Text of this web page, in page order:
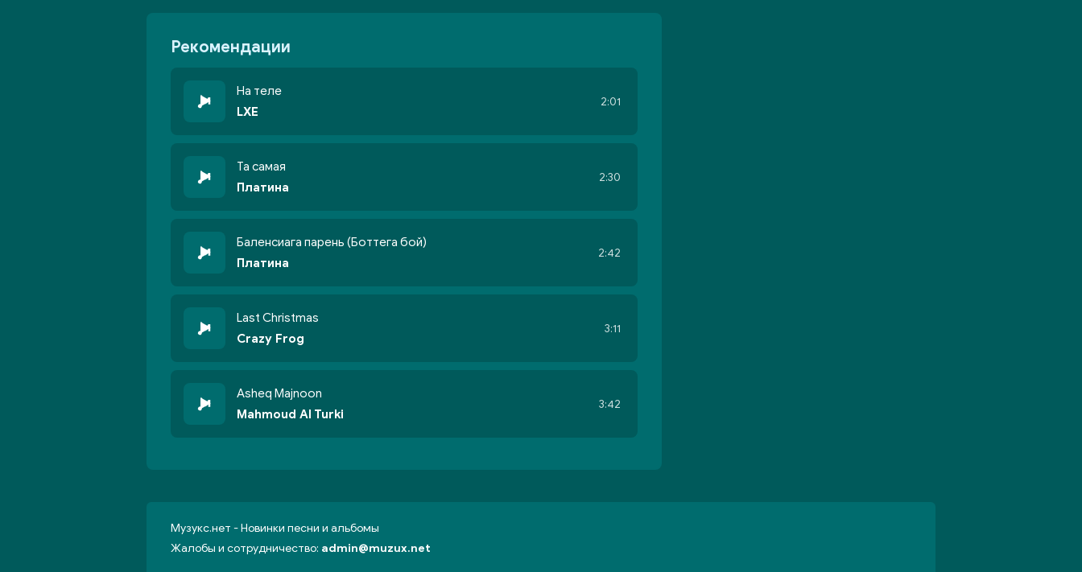
Рекомендации
На теле
LXE
2:01
Та самая
Платина
2:30
Баленсиага парень (Боттега бой)
Платина
2:42
Last Christmas
Crazy Frog
3:11
Asheq Majnoon
Mahmoud Al Turki
3:42
Музукс.нет - Новинки песни и альбомы
Жалобы и сотрудничество: admin@muzux.net